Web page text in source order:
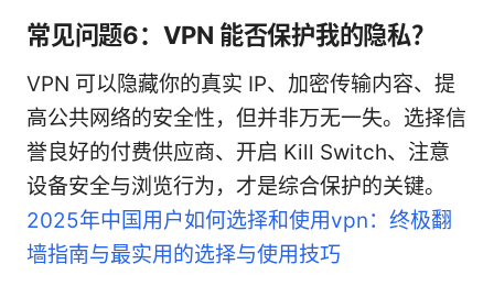
常见问题6：VPN 能否保护我的隐私？
VPN 可以隐藏你的真实 IP、加密传输内容、提
高公共网络的安全性，但并非万无一失。选择信
誉良好的付费供应商、开启 Kill Switch、注意
设备安全与浏览行为，才是综合保护的关键。
2025年中国用户如何选择和使用vpn：终极翻
墙指南与最实用的选择与使用技巧